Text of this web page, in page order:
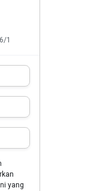
1
yang